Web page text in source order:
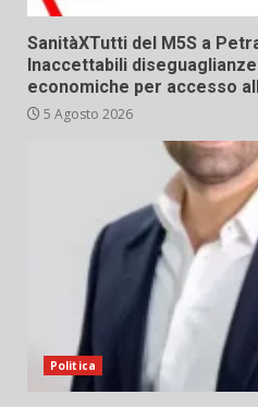
SanitàXTutti del M5S a
Inaccettabili
economiche per accesso
5 Agosto 2026
Politica